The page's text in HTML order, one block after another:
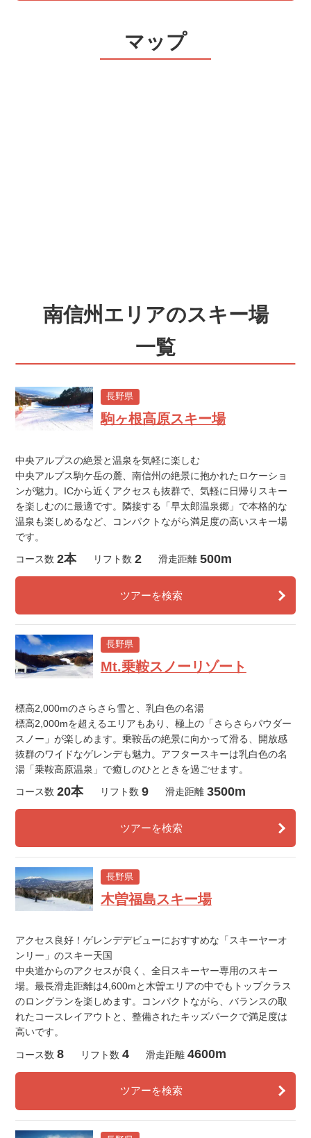
マップ
南信州エリアのスキー場
一覧
長野県
駒ヶ根高原スキー場
中央アルプスの絶景と温泉を気軽に楽しむ
中央アルプス駒ケ岳の麓、南信州の絶景に抱かれたロケーショ
ンが魅力。ICから近くアクセスも抜群で、気軽に日帰りスキー
を楽しむのに最適です。隣接する「早太郎温泉郷」で本格的な
温泉も楽しめるなど、コンパクトながら満足度の高いスキー場
です。
コース数 2本 リフト数 2 滑走距離 500m
ツアーを検索
長野県
Mt.乗鞍スノーリゾート
標高2,000mのさらさら雪と、乳白色の名湯
標高2,000mを超えるエリアもあり、極上の「さらさらパウダー
スノー」が楽しめます。乗鞍岳の絶景に向かって滑る、開放感
抜群のワイドなゲレンデも魅力。アフタースキーは乳白色の名
湯「乗鞍高原温泉」で癒しのひとときを過ごせます。
コース数 20本 リフト数 9 滑走距離 3500m
ツアーを検索
長野県
木曽福島スキー場
アクセス良好！ゲレンデデビューにおすすめな「スキーヤーオ
ンリー」のスキー天国
中央道からのアクセスが良く、全日スキーヤー専用のスキー
場。最長滑走距離は4,600mと木曽エリアの中でもトップクラス
のロングランを楽しめます。コンパクトながら、バランスの取
れたコースレイアウトと、整備されたキッズパークで満足度は
高いです。
コース数 8 リフト数 4 滑走距離 4600m
ツアーを検索